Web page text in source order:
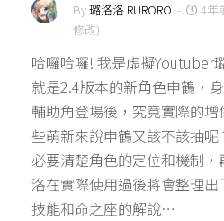
By璐洛洛 RURORO -
4年
修改)
哈囉哈囉! 我是虛擬Youtuber
就是2.4版本的新角色申鶴，
輔助角登場後，究竟實際的
些萌新來說申鶴又該不該抽
必要清楚角色的定位和機制
洛在實際使用過後將會整理
技能和命之座的解說…